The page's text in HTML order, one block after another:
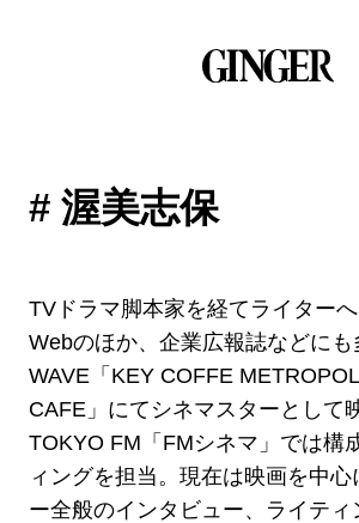
# 渥美志保
TVドラマ脚本家を経てライター
Webのほか、企業広報誌などに
WAVE「KEY COFFE
CAFE」にてシネマスターとして
TOKYO FM「FMシネマ」では構
ィングを担当。現在は映画を中心
ー全般のインタビュー、ライティ